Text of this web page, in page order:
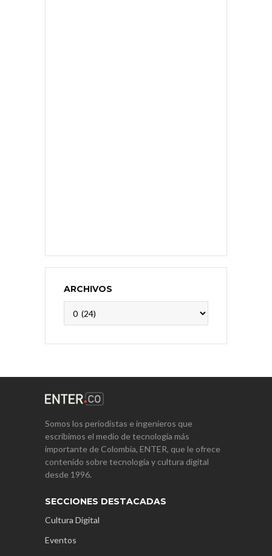
ARCHIVOS
Somos los periodistas e ingenieros que
escribimos el medio de tecnología más
importante de Colombia, ENTER, que le ofrece
contenido sobre tecnología y cultura digital
desde 1996.
SECCIONES DESTACADAS
Cultura Digital
Eventos